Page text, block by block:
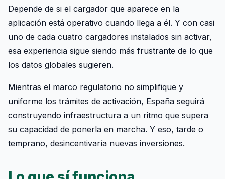
Depende de si el cargador que aparece en la
aplicación está operativo cuando llega a él. Y con casi
uno de cada cuatro cargadores instalados sin activar,
esa experiencia sigue siendo más frustrante de lo que
los datos globales sugieren.
Mientras el marco regulatorio no simplifique y
uniforme los trámites de activación, España seguirá
construyendo infraestructura a un ritmo que supera
su capacidad de ponerla en marcha. Y eso, tarde o
temprano, desincentivaría nuevas inversiones.